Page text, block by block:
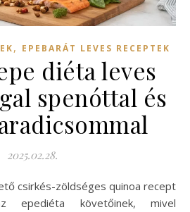
, EPEBARÁT LEVES RECEPTEK
diéta leves
spenóttal és
2025.02.28.
epediéta követőinek, mivel